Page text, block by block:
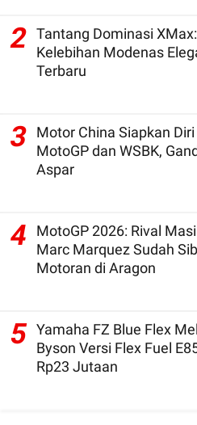
2 Tantang Dominasi
Kelebihan Modenas
Terbaru
3
Motor China Siapkan
MotoGP dan WSBK,
Aspar
4
MotoGP 2026: Rival
Marc Marquez Sudah
Motoran di Aragon
5 Yamaha FZ Blue Flex
Byson Versi Flex Fuel
Rp23 Jutaan